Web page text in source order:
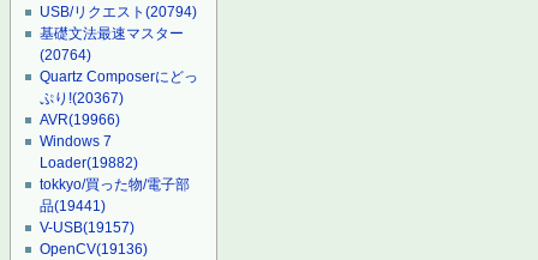
USB/リクエスト(20794)
基礎文法最速マスター
(20764)
Quartz Composerにどっ
ぷり!(20367)
AVR(19966)
Windows 7
Loader(19882)
tokkyo/買った物/電子部
品(19441)
V-USB(19157)
OpenCV(19136)